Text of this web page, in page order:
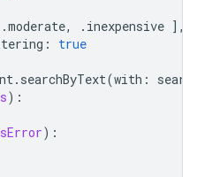
.moderate, . inexpensive ],
:
true
. searchByText(with :
):
):